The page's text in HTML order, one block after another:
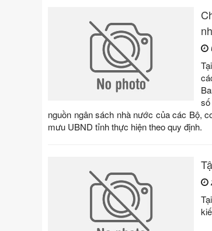
nguồn ngân sách nhà nước của các Bộ,
mưu UBND tỉnh thực hiện theo quy định.